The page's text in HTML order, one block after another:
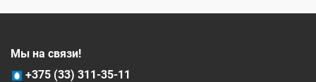
Мы на связи!
+375 (33) 311-35-11